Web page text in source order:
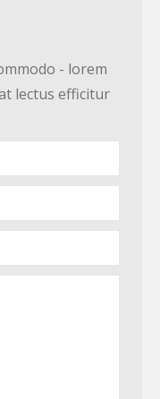
- lorem
lectus efficitur